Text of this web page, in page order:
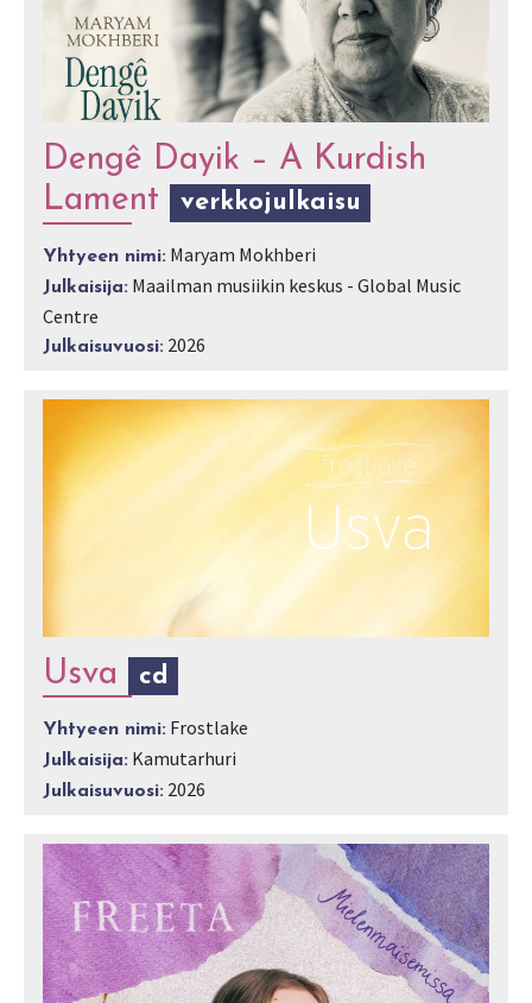
Dengê Dayik – A Kurdish
Lament
verkkojulkaisu
Yhtyeen nimi: Maryam Mokhberi
Julkaisija: Maailman musiikin keskus - Global Music
Centre
Julkaisuvuosi: 2026
Usva cd
Yhtyeen nimi: Frostlake
Julkaisija: Kamutarhuri
Julkaisuvuosi: 2026